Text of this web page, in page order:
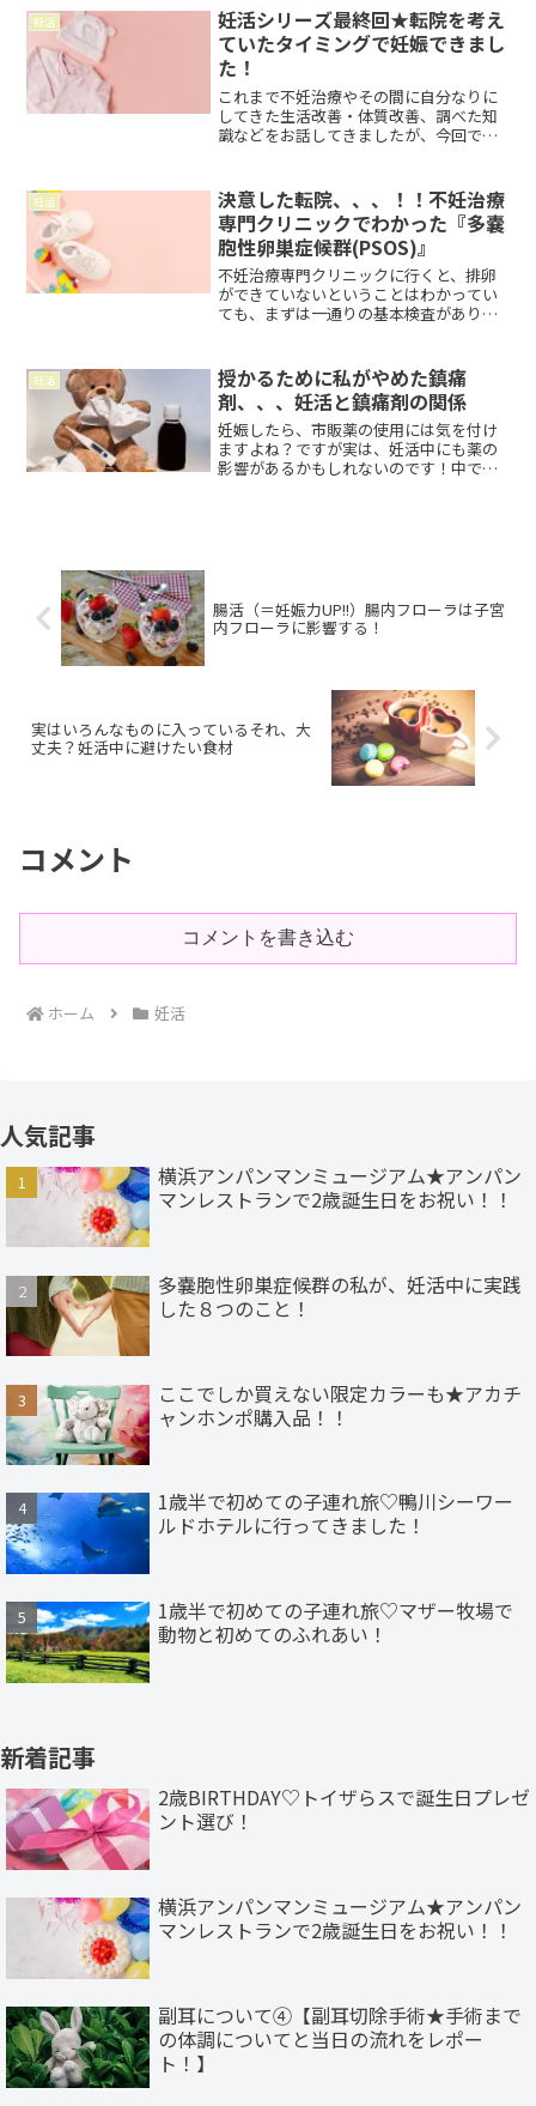
抑えるカルシウムが消費されてしまう・
身体も緊張して硬くな...
妊活
妊活シリーズ最終回★転院を考え
ていたタイミングで妊娠できまし
た！
これまで不妊治療やその間に自分なりに
してきた生活改善・体質改善、調べた知
識などをお話してきましたが、今回で妊
とを考えていた理由と、そのタイミング
で念願の妊娠が叶った経緯...
妊活
決意した転院、、、！！不妊治療
専門クリニックでわかった『多嚢
胞性卵巣症候群(PSOS)』
不妊治療専門クリニックに行くと、排卵
ができていないということはわかってい
ても、まずは一通りの基本検査がありま
査（←これが痛い。。）、精液検査とい
った感じです。検査の周期...
妊活
授かるために私がやめた鎮痛
剤、、、妊活と鎮痛剤の関係
妊娠したら、市販薬の使用には気を付け
ますよね？ですが実は、妊活中にも薬の
影響があるかもしれないのです！中でも
腸活（＝妊娠力UP!!）腸内フローラは子宮
内フローラに影響する！
実はいろんなものに入っているそれ、大
丈夫？妊活中に避けたい食材
コメント
コメントを書き込む
ホーム 妊活
人気記事
横浜アンパンマンミュージアム★アンパン
マンレストランで2歳誕生日をお祝い！！
多嚢胞性卵巣症候群の私が、妊活中に実践
した８つのこと！
ここでしか買えない限定カラーも★アカチ
ャンホンポ購入品！！
1歳半で初めての子連れ旅♡鴨川シーワー
ルドホテルに行ってきました！
1歳半で初めての子連れ旅♡マザー牧場で
動物と初めてのふれあい！
新着記事
2歳BIRTHDAY♡トイザらスで誕生日プレゼ
ント選び！
横浜アンパンマンミュージアム★アンパン
マンレストランで2歳誕生日をお祝い！！
副耳について④【副耳切除手術★手術まで
の体調についてと当日の流れをレポー
ト！】